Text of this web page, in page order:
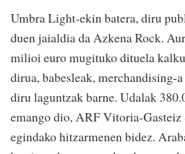
Umbra Light-ekin batera, diru
duen jaialdia da Azkena Rock.
milioi euro mugituko dituela
dirua, babesleak, merchandising-
diru laguntzak barne. Udalak
emango dio, ARF Vitoria-
egindako hitzarmenen bidez.